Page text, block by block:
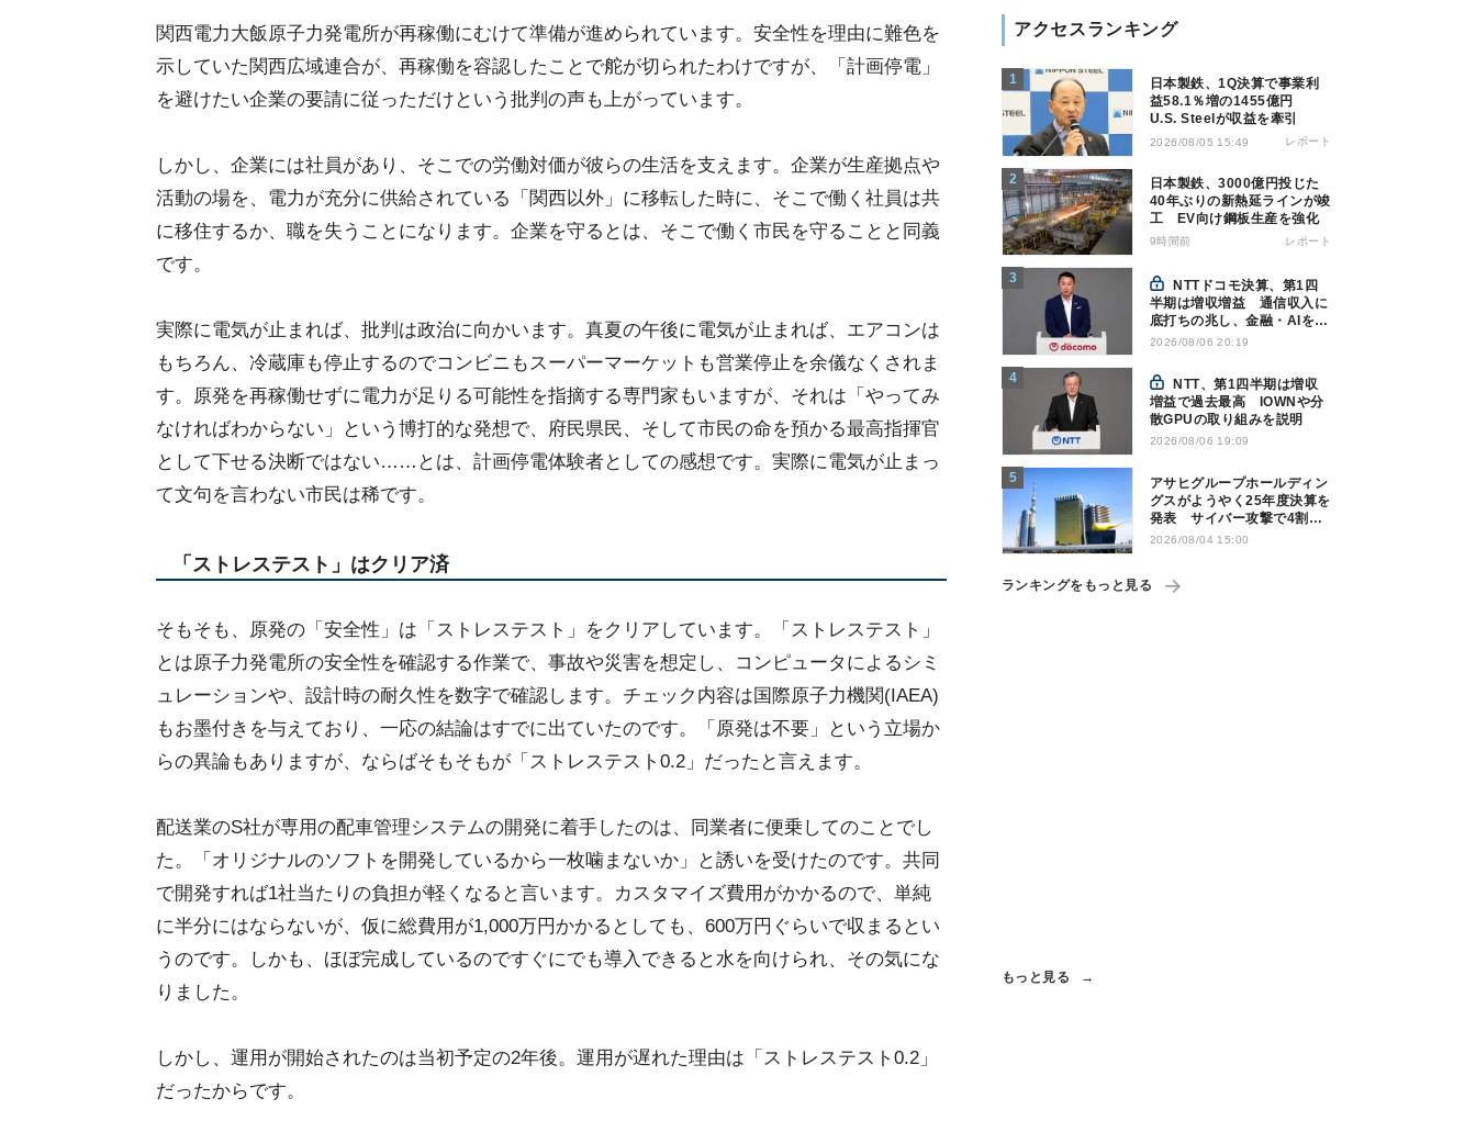
関西電力大飯原子力発電所が再稼働にむけて準備が進められています。安全性を理由に難色を
示していた関西広域連合が、再稼働を容認したことで舵が切られたわけですが、「計画停電」
を避けたい企業の要請に従っただけという批判の声も上がっています。
しかし、企業には社員があり、そこでの労働対価が彼らの生活を支えます。企業が生産拠点や
活動の場を、電力が充分に供給されている「関西以外」に移転した時に、そこで働く社員は共
に移住するか、職を失うことになります。企業を守るとは、そこで働く市民を守ることと同義
です。
実際に電気が止まれば、批判は政治に向かいます。真夏の午後に電気が止まれば、エアコンは
もちろん、冷蔵庫も停止するのでコンビニもスーパーマーケットも営業停止を余儀なくされま
す。原発を再稼働せずに電力が足りる可能性を指摘する専門家もいますが、それは「やってみ
なければわからない」という博打的な発想で、府民県民、そして市民の命を預かる最高指揮官
として下せる決断ではない……とは、計画停電体験者としての感想です。実際に電気が止まっ
て文句を言わない市民は稀です。
「ストレステスト」はクリア済
そもそも、原発の「安全性」は「ストレステスト」をクリアしています。「ストレステスト」
とは原子力発電所の安全性を確認する作業で、事故や災害を想定し、コンピュータによるシミ
ュレーションや、設計時の耐久性を数字で確認します。チェック内容は国際原子力機関(IAEA)
もお墨付きを与えており、一応の結論はすでに出ていたのです。「原発は不要」という立場か
らの異論もありますが、ならばそもそもが「ストレステスト0.2」だったと言えます。
配送業のS社が専用の配車管理システムの開発に着手したのは、同業者に便乗してのことでし
た。「オリジナルのソフトを開発しているから一枚噛まないか」と誘いを受けたのです。共同
で開発すれば1社当たりの負担が軽くなると言います。カスタマイズ費用がかかるので、単純
に半分にはならないが、仮に総費用が1,000万円かかるとしても、600万円ぐらいで収まるとい
うのです。しかも、ほぼ完成しているのですぐにでも導入できると水を向けられ、その気にな
りました。
しかし、運用が開始されたのは当初予定の2年後。運用が遅れた理由は「ストレステスト0.2」
だったからです。
アクセスランキング
日本製鉄、1Q決算で事業利
益58.1％増の1455億円
U.S. Steelが収益を牽引
2026/08/05 15:49 レポート
日本製鉄、3000億円投じた
40年ぶりの新熱延ラインが竣
工 EV向け鋼板生産を強化
9時間前 レポート
NTTドコモ決算、第1四
半期は増収増益 通信収入に
底打ちの兆し、金融・AIを強
化
2026/08/06 20:19
増益で過去最高 IOWNや分
散GPUの取り組みを説明
2026/08/06 19:09
アサヒグループホールディン
グスがようやく25年度決算を
発表 サイバー攻撃で4割減
益
2026/08/04 15:00
ランキングをもっと見る
もっと見る